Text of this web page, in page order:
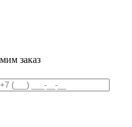
заказ